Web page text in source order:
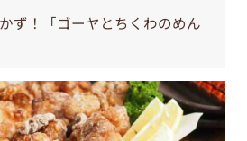
ず！「ゴーヤとちくわのめん